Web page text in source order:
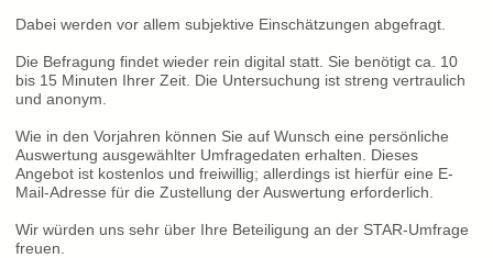
Dabei werden vor allem subjektive Einschätzungen abgefragt.
Die Befragung findet wieder rein digital statt. Sie benötigt ca. 10
bis 15 Minuten Ihrer Zeit. Die Untersuchung ist streng vertraulich
und anonym.
Wie in den Vorjahren können Sie auf Wunsch eine persönliche
Auswertung ausgewählter Umfragedaten erhalten. Dieses
Angebot ist kostenlos und freiwillig; allerdings ist hierfür eine E-
Mail-Adresse für die Zustellung der Auswertung erforderlich.
Wir würden uns sehr über Ihre Beteiligung an der STAR-Umfrage
freuen.